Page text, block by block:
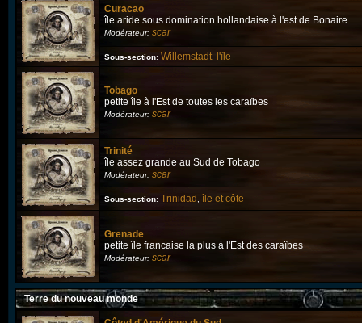
Curacao
île aride sous domination hollandaise à l'est de Bonaire
Modérateur: scar
Sous-section: Willemstadt, l'île
Tobago
petite île à l'Est de toutes les caraïbes
Modérateur: scar
Trinité
île assez grande au Sud de Tobago
Modérateur: scar
Sous-section: Trinidad île et côte
Grenade
petite île francaise la plus à l'Est des caraïbes
Modérateur: scar
Terre du nouveau monde